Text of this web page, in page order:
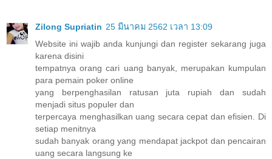
Zilong Supriatin 25 มีนาคม 2562 เวลา 13:09
Website ini wajib anda kunjungi dan register sekarang juga
karena disini
tempatnya orang cari uang banyak, merupakan kumpulan
para pemain poker online
yang berpenghasilan ratusan juta rupiah dan sudah
menjadi situs populer dan
terpercaya menghasilkan uang secara cepat dan efisien. Di
setiap menitnya
sudah banyak orang yang mendapat jackpot dan pencairan
uang secara langsung ke